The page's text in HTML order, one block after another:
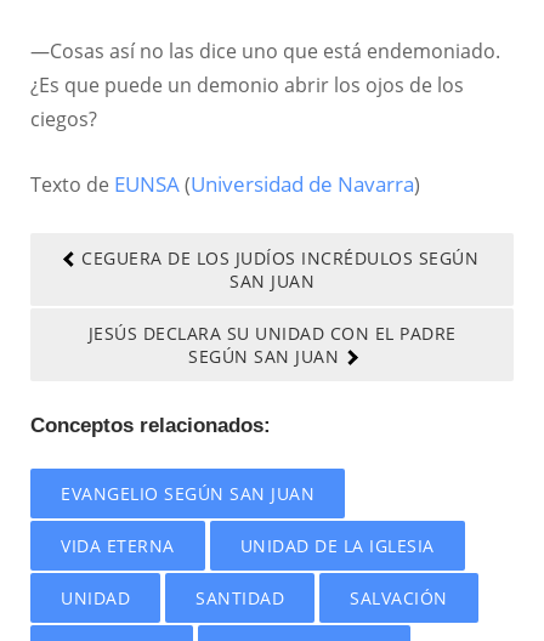
—Cosas así no las dice uno que está endemoniado.
¿Es que puede un demonio abrir los ojos de los
ciegos?
Texto de EUNSA(Universidad de Navarra)
CEGUERA DE LOS JUDÍOS INCRÉDULOS SEGÚN
SAN JUAN
JESÚS DECLARA SU UNIDAD CON EL PADRE
SEGÚN SAN JUAN
Conceptos relacionados:
EVANGELIO SEGÚN SAN JUAN
VIDA ETERNA UNIDAD DE LA IGLESIA
UNIDAD SANTIDAD SALVACIÓN